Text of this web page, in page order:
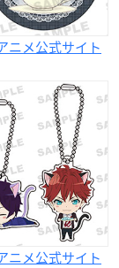
ニメ公式サイト
ニメ公式サイト